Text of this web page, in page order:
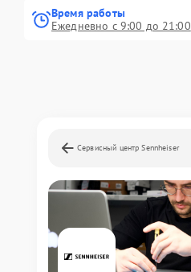
Время работы
Ежедневно с 9:00 до 21:00
Сервисный центр Sennheiser